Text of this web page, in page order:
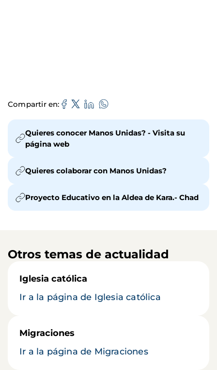
Compartir en
Quieres conocer Manos Unidas? - Visita su
página web
Quieres colaborar con Manos Unidas?
Proyecto Educativo en la Aldea de Kara.- Chad
Otros temas de actualidad
Iglesia católica
Ir a la página de Iglesia católica
Migraciones
Ir a la página de Migraciones